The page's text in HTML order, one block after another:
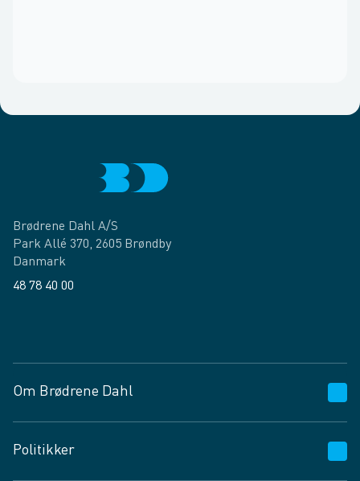
Brødrene Dahl A/S
Park Allé 370, 2605 Brøndby
Danmark
48 78 40 00
Om Brødrene Dahl
Vagttelefon 30 10 89 89
Politikker